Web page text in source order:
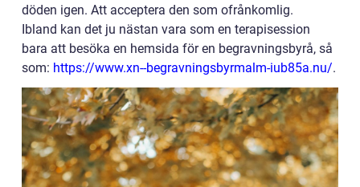
döden igen. Att acceptera den som ofrånkomlig.
Ibland kan det ju nästan vara som en terapisession
bara att besöka en hemsida för en begravningsbyrå, så
som: https://www.xn--begravningsbyrmalm-iub85a.nu/.